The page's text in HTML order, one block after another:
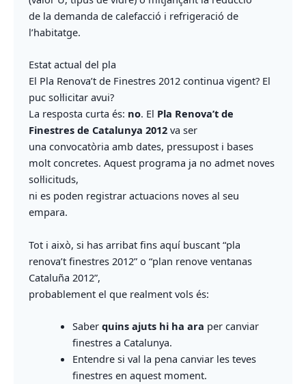
de la demanda de calefacció i refrigeració de
l’habitatge.
Estat actual del pla
El Pla Renova’t de Finestres 2012 continua vigent? El
puc sol·licitar avui?
La resposta curta és: no. El Pla Renova’t de
Finestres de Catalunya 2012va ser
una convocatòria amb dates, pressupost i bases
molt concretes. Aquest programa ja no admet noves
sol·licituds,
ni es poden registrar actuacions noves al seu
empara.
Tot i això, si has arribat fins aquí buscant “pla
renova’t finestres 2012” o “plan renove ventanas
Cataluña 2012”,
probablement el que realment vols és:
Saber quins ajuts hi ha ara per canviar
finestres a Catalunya.
Entendre si val la pena canviar les teves
finestres en aquest moment.